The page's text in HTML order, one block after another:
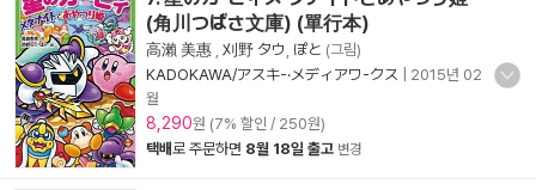
(角川つばさ文庫) (單行本)
高瀨 美惠 刈野 タウ ぽと (그림)
KADOKAWA/アスキ-·メディアワ-クス
2015년 02
월
8,290원 (7% 할인 / 250원)
택배로 주문하면 8월 18일 출고 변경